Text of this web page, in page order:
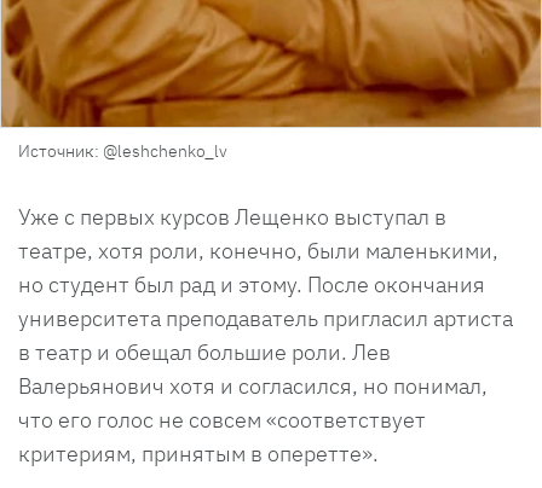
Источник: @leshchenko_lv
Уже с первых курсов Лещенко выступал в
театре, хотя роли, конечно, были маленькими,
но студент был рад и этому. После окончания
университета преподаватель пригласил артиста
в театр и обещал большие роли. Лев
Валерьянович хотя и согласился, но понимал,
что его голос не совсем «соответствует
критериям, принятым в оперетте».